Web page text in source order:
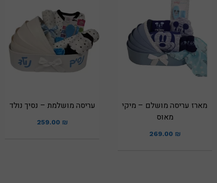
מארז עריסה מושלם – מיקי
מאוס
269.00 ₪
עריסה מושלמת – נסיך נולד
259.00 ₪